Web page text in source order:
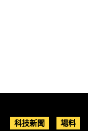
科技新聞 場料